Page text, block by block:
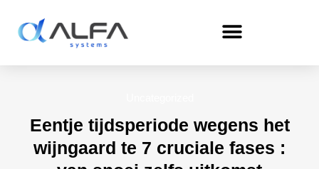
content
Eentje tijdsperiode wegens het
wijngaard te 7 cruciale fases :